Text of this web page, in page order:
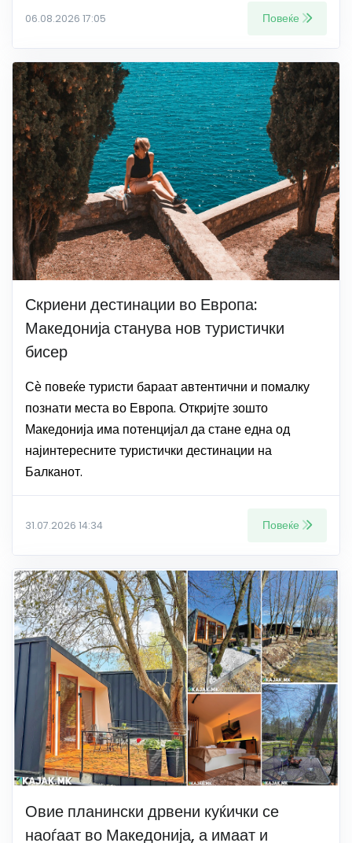
06.08.2026 17:05 Повеќе
Скриени дестинации во Европа:
Македонија станува нов туристички
бисер
Сѐ повеќе туристи бараат автентични и помалку
познати места во Европа. Откријте зошто
Македонија има потенцијал да стане една од
најинтересните туристички дестинации на
Балканот.
31.07.2026 14:34 Повеќе
Овие планински дрвени куќички се
наоѓаат во Македонија, а имаат и